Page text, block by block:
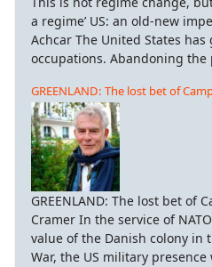
a regime’ US: an old-new
Achcar The United States
occupations. Abandoning the
GREENLAND: The lost bet of
GREENLAND: The lost bet of
Cramer In the service of
value of the Danish colony in
War, the US military presence